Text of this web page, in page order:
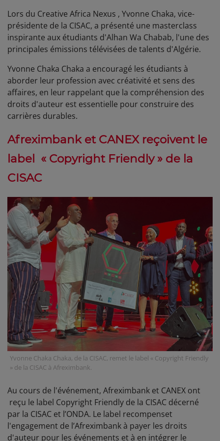
Lors du Creative Africa Nexus , Yvonne Chaka, vice-
présidente de la CISAC, a présenté une masterclass
inspirante aux étudiants d'Alhan Wa Chabab, l'une des
principales émissions télévisées de talents d'Algérie.
Yvonne Chaka Chaka a encouragé les étudiants à
aborder leur profession avec créativité et sens des
affaires, en leur rappelant que la compréhension des
droits d'auteur est essentielle pour construire des
carrières durables.
Afreximbank et CANEX reçoivent le
label « Copyright Friendly » de la
CISAC
Yvonne Chaka Chaka, de la CISAC, remet le label « Copyright Friendly
» de la CISAC à Afreximbank.
Au cours de l'événement, Afreximbank et CANEX ont
reçu le label Copyright Friendly de la CISAC décerné
par la CISAC et l’ONDA. Le label recompenset
l'engagement de l’Afreximbank à payer les droits
d'auteur pour les événements et à en intégrer le